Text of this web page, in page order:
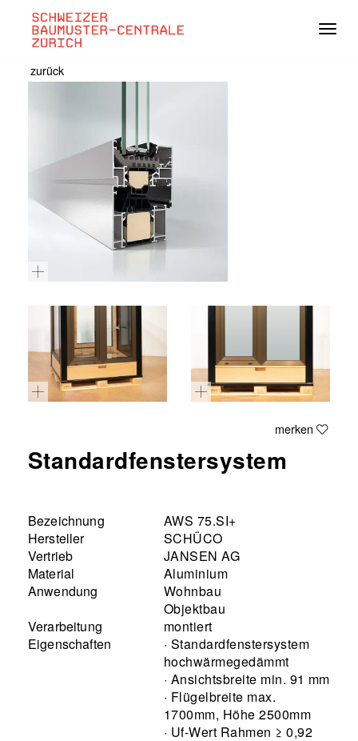
zurück
merken
Standardfenstersystem
Bezeichnung
AWS 75.SI+
Hersteller
SCHÜCO
Vertrieb
JANSEN AG
Material
Aluminium
Anwendung
Wohnbau
Objektbau
Verarbeitung
montiert
Eigenschaften
· Standardfenstersystem
hochwärmegedämmt
· Ansichtsbreite min. 91 mm
· Flügelbreite max.
1700mm, Höhe 2500mm
· Uf-Wert Rahmen ≥ 0,92